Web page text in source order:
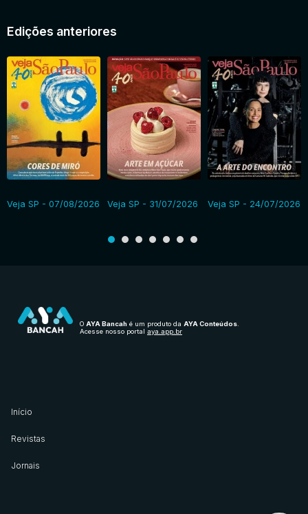
Edições anteriores
Veja SP - 07/08/2026 Veja SP - 31/07/2026 Veja SP - 24/07/2026
O AYA Bancah é um produto da AYA Conteúdos
Acesse nosso portal aya.app.br
Início
Revistas
Jornais